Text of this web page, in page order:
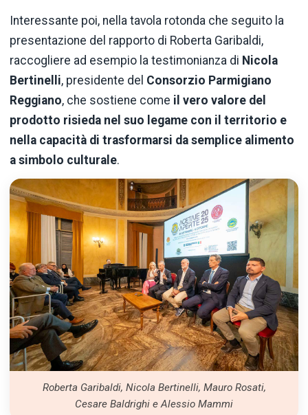
Interessante poi, nella tavola rotonda che seguito la
presentazione del rapporto di Roberta Garibaldi,
raccogliere ad esempio la testimonianza di Nicola
Bertinelli, presidente del Consorzio Parmigiano
Reggiano, che sostiene come il vero valore del
prodotto risieda nel suo legame con il territorio e
nella capacità di trasformarsi da semplice alimento
a simbolo culturale.
Roberta Garibaldi, Nicola Bertinelli, Mauro Rosati,
Cesare Baldrighi e Alessio Mammi